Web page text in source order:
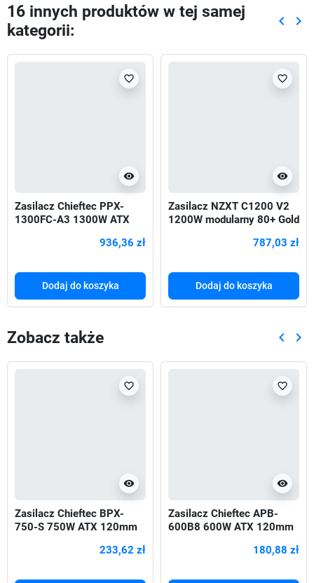
16 innych produktów w tej samej
kategorii:
keyboard_arrow_left keyboard_arrow_right
visibility
favorite_border
Zasilacz Chieftec PPX-
1300FC-A3 1300W ATX
936,36 zł
Dodaj do koszyka
visibility
favorite_border
Zasilacz NZXT C1200 V2
1200W modularny 80+ Gold
787,03 zł
Dodaj do koszyka
Zobacz także keyboard_arrow_left keyboard_arrow_right
visibility
favorite_border
Zasilacz Chieftec BPX-
750-S 750W ATX 120mm
233,62 zł
visibility
favorite_border
Zasilacz Chieftec APB-
600B8 600W ATX 120mm
180,88 zł